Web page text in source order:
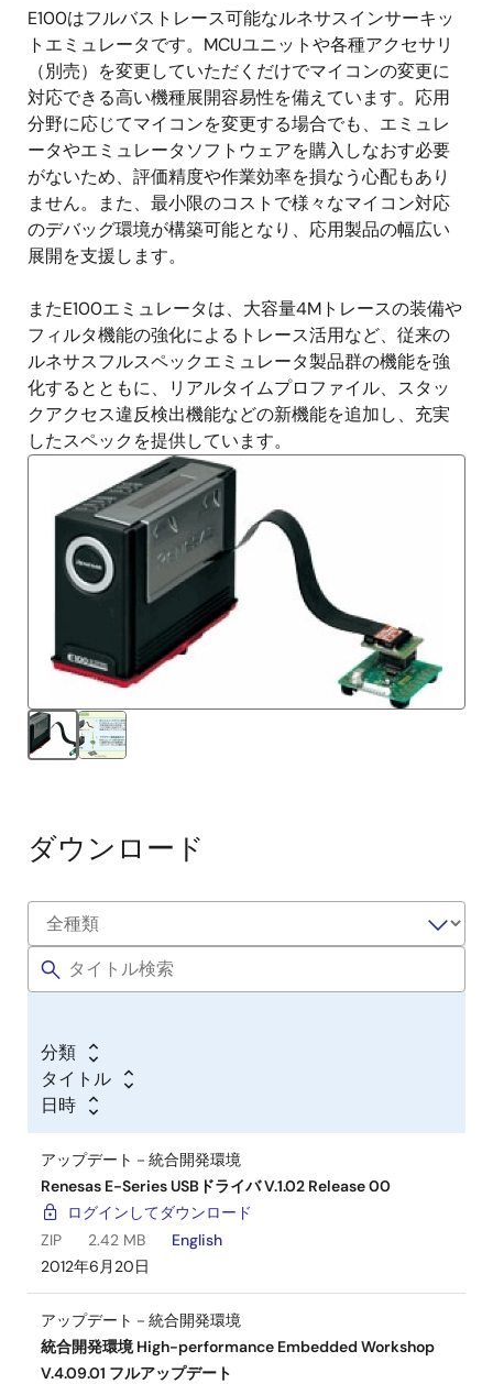
E100はフルバストレース可能なルネサスインサーキッ
トエミュレータです。MCUユニットや各種アクセサリ
（別売）を変更していただくだけでマイコンの変更に
対応できる高い機種展開容易性を備えています。応用
分野に応じてマイコンを変更する場合でも、エミュレ
ータやエミュレータソフトウェアを購入しなおす必要
がないため、評価精度や作業効率を損なう心配もあり
ません。また、最小限のコストで様々なマイコン対応
のデバッグ環境が構築可能となり、応用製品の幅広い
展開を支援します。
またE100エミュレータは、大容量4Mトレースの装備や
フィルタ機能の強化によるトレース活用など、従来の
ルネサスフルスペックエミュレータ製品群の機能を強
化するとともに、リアルタイムプロファイル、スタッ
クアクセス違反検出機能などの新機能を追加し、充実
したスペックを提供しています。
ダウンロード
分類
タイトル
日時
アップデート－統合開発環境
Renesas E-Series USBドライバ V.1.02 Release 00
ログインしてダウンロード
ZIP
2.42 MB
English
2012年6月20日
アップデート－統合開発環境
統合開発環境 High-performance Embedded Workshop
V.4.09.01 フルアップデート